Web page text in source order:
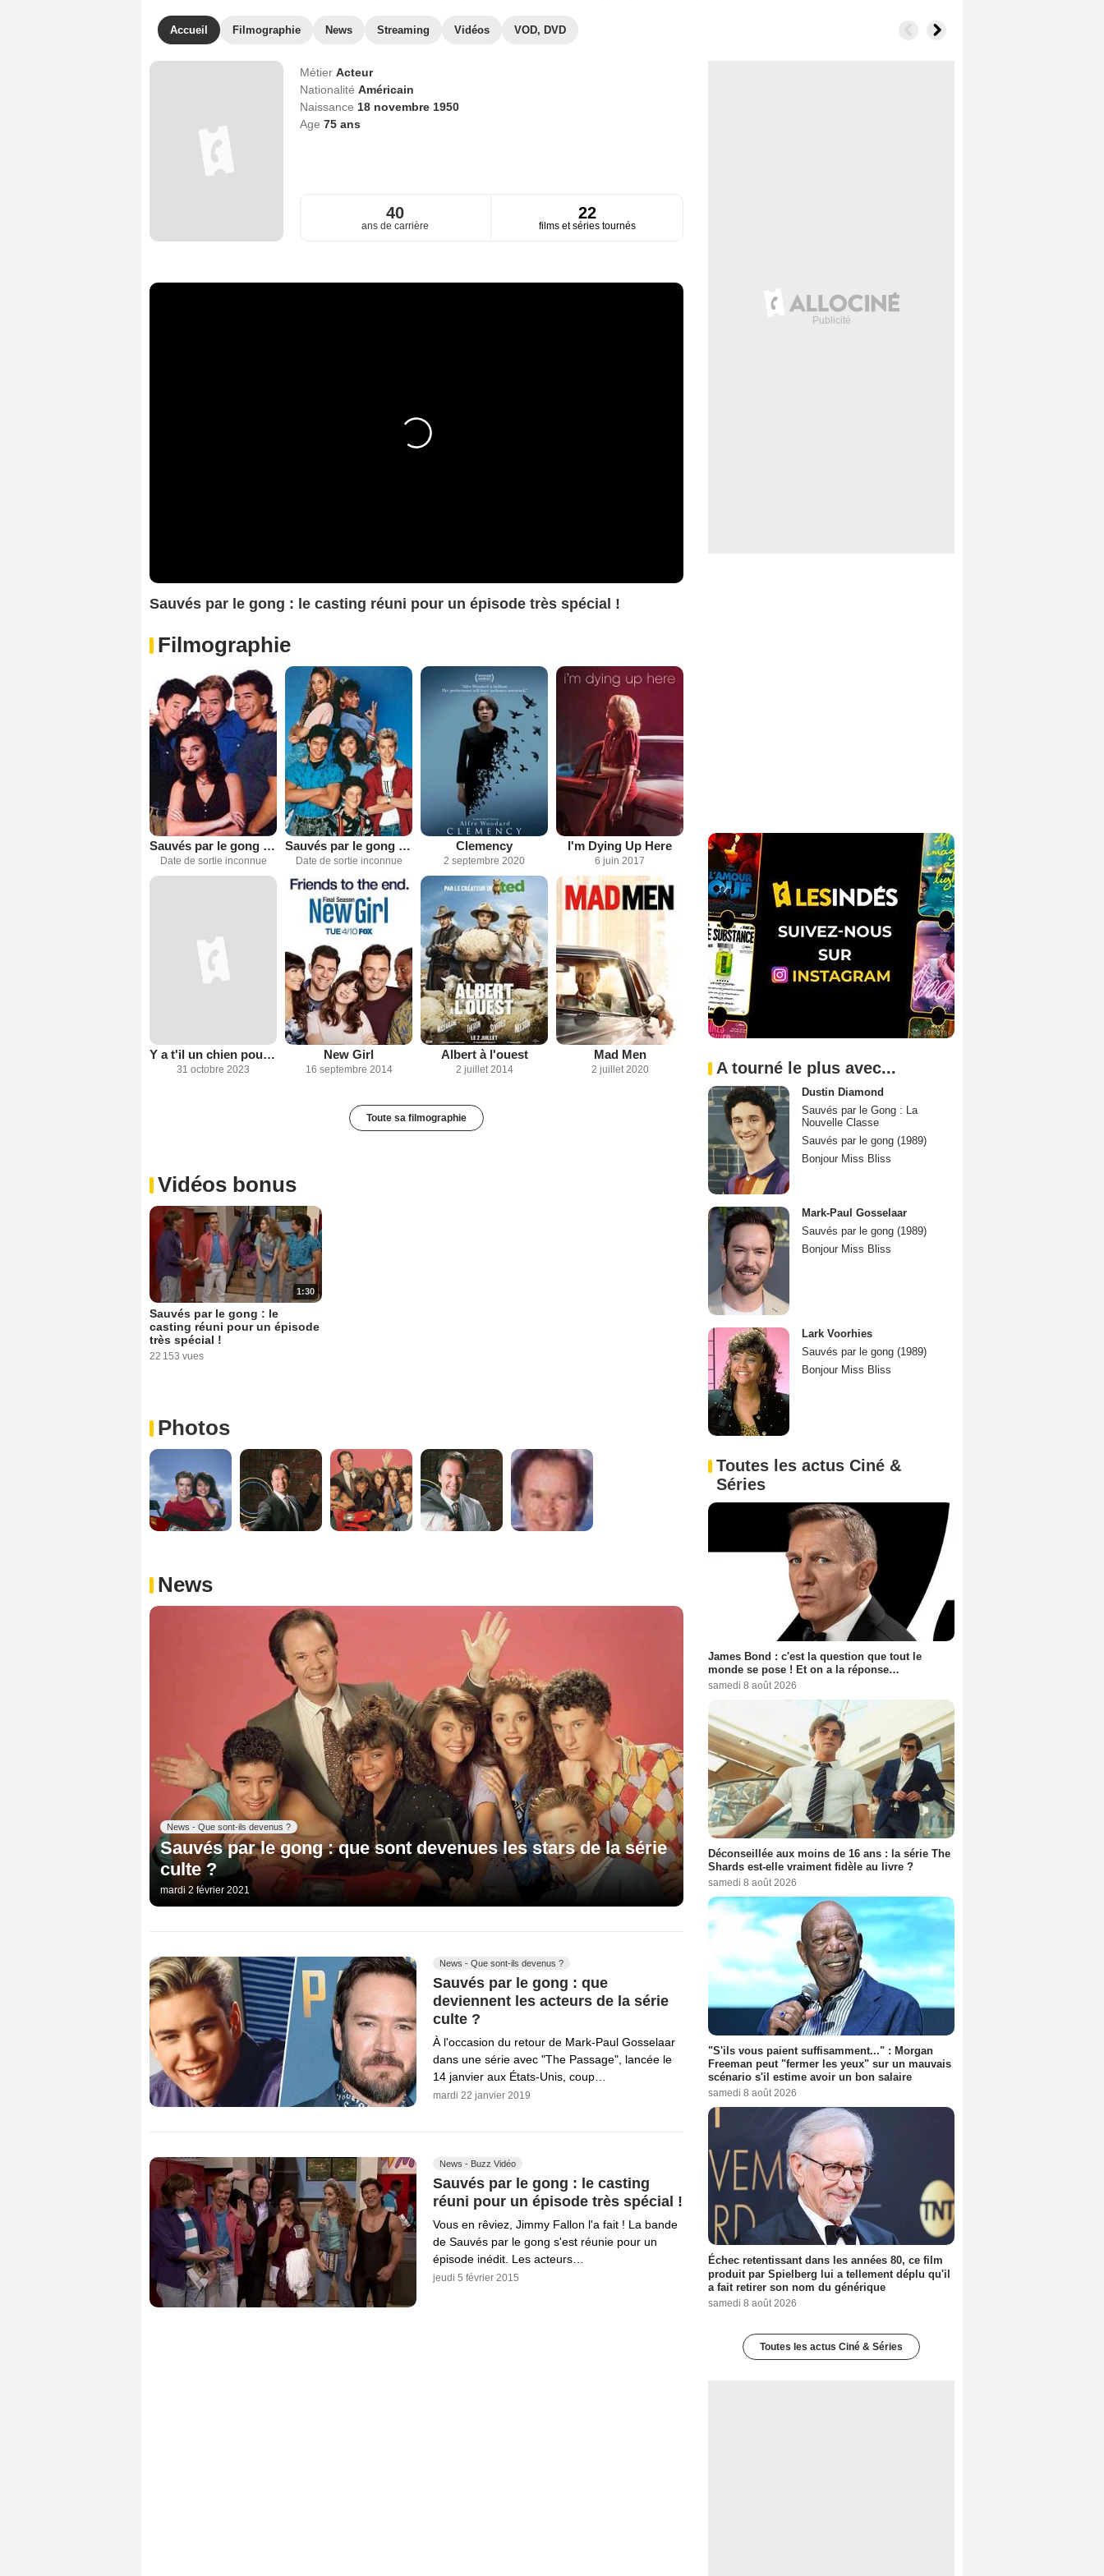
Accueil Filmographie News Streaming Vidéos VOD, DVD
Métier Acteur
Nationalité Américain
Naissance 18 novembre 1950
Age 75ans
40
ans de carrière
22
films et séries tournés
Sauvés par le gong : le casting réuni pour un épisode très spécial !
Filmographie
Sauvés par le gong : les années lycée
Date de sortie inconnue
Sauvés par le gong (1989)
Date de sortie inconnue
Clemency
2 septembre 2020
I'm Dying Up Here
6 juin 2017
Y a t'il un chien pour conduire le traîneau ?
31 octobre 2023
New Girl
16 septembre 2014
Albert à l'ouest
2 juillet 2014
Mad Men
2 juillet 2020
Toute sa filmographie
Vidéos bonus
1:30
Sauvés par le gong : le
casting réuni pour un épisode
très spécial !
22 153 vues
Photos
News
News - Que sont-ils devenus ?
Sauvés par le gong : que sont devenues les stars de la série
culte ?
mardi 2 février 2021
News - Que sont-ils devenus ?
Sauvés par le gong : que
deviennent les acteurs de la série
culte ?
À l'occasion du retour de Mark-Paul Gosselaar
dans une série avec "The Passage", lancée le
14 janvier aux États-Unis, coup…
mardi 22 janvier 2019
News - Buzz Vidéo
Sauvés par le gong : le casting
réuni pour un épisode très spécial !
Vous en rêviez, Jimmy Fallon l'a fait ! La bande
de Sauvés par le gong s'est réunie pour un
épisode inédit. Les acteurs…
jeudi 5 février 2015
A tourné le plus avec...
Dustin Diamond
Sauvés par le Gong : La
Nouvelle Classe
Sauvés par le gong (1989)
Bonjour Miss Bliss
Mark-Paul Gosselaar
Sauvés par le gong (1989)
Bonjour Miss Bliss
Lark Voorhies
Sauvés par le gong (1989)
Bonjour Miss Bliss
Toutes les actus Ciné &
Séries
James Bond : c'est la question que tout le
monde se pose ! Et on a la réponse…
samedi 8 août 2026
Déconseillée aux moins de 16 ans : la série The
Shards est-elle vraiment fidèle au livre ?
samedi 8 août 2026
"S'ils vous paient suffisamment..." : Morgan
Freeman peut "fermer les yeux" sur un mauvais
scénario s'il estime avoir un bon salaire
samedi 8 août 2026
Échec retentissant dans les années 80, ce film
produit par Spielberg lui a tellement déplu qu'il
a fait retirer son nom du générique
samedi 8 août 2026
Toutes les actus Ciné & Séries